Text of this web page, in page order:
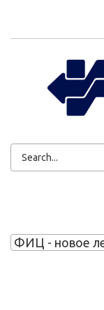
ФОРМА